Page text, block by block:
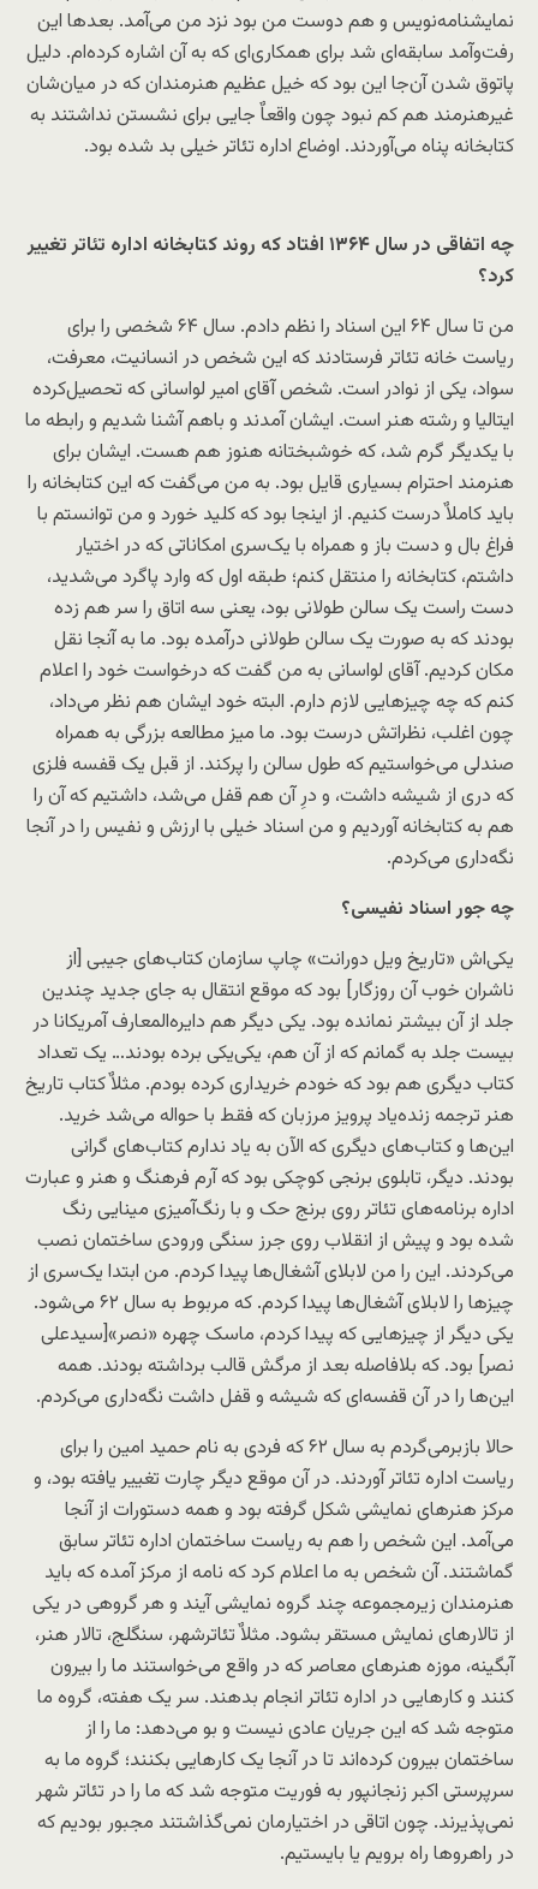
نمایشنامه‌نویس و هم دوست من بود نزد من می‌آمد. بعدها این
رفت‌وآمد سابقه‌ای شد برای همکاری‌ای که به آن اشاره کرده‌ام. دلیل
پاتوق شدن آن‌جا این بود که خیل عظیم هنرمندان که در میان‌شان
غیرهنرمند هم کم نبود چون واقعاٌ جایی برای نشستن نداشتند به
کتابخانه پناه می‌آوردند. اوضاع اداره تئاتر خیلی بد شده بود.
چه اتفاقی در سال ۱۳۶۴ افتاد که روند کتابخانه اداره تئاتر تغییر
کرد؟
من تا سال ۶۴ این اسناد را نظم دادم. سال ۶۴ شخصی را برای
ریاست خانه تئاتر فرستادند که این شخص در انسانیت، معرفت،
سواد، یکی از نوادر است. شخص آقای امیر لواسانی که تحصیل‌کرده
ایتالیا و رشته هنر است. ایشان آمدند و باهم آشنا شدیم و رابطه ما
با یکدیگر گرم شد، که خوشبختانه هنوز هم هست. ایشان برای
هنرمند احترام بسیاری قایل بود. به من می‌گفت که این کتابخانه را
باید کاملاٌ درست کنیم. از اینجا بود که کلید خورد و من توانستم با
فراغ بال و دست باز و همراه با یک‌سری امکاناتی که در اختیار
داشتم، کتابخانه را منتقل کنم؛ طبقه اول که وارد پاگرد می‌شدید،
دست راست یک سالن طولانی بود، یعنی سه اتاق را سر هم زده
بودند که به صورت یک سالن طولانی درآمده بود. ما به آنجا نقل
مکان کردیم. آقای لواسانی به من گفت که درخواست خود را اعلام
کنم که چه چیزهایی لازم دارم. البته خود ایشان هم نظر می‌داد،
چون اغلب، نظراتش درست بود. ما میز مطالعه بزرگی به همراه
صندلی می‌خواستیم که طول سالن را پرکند. از قبل یک قفسه فلزی
که دری از شیشه داشت، و درِ آن هم قفل می‌شد، داشتیم که آن را
هم به کتابخانه آوردیم و من اسناد خیلی با ارزش و نفیس را در آنجا
نگه‌داری می‌کردم.
چه جور اسناد نفیسی؟
یکی‌اش «تاریخ ویل دورانت» چاپ سازمان کتاب‌های جیبی [از
ناشران خوب آن روزگار] بود که موقع انتقال به جای جدید چندین
جلد از آن بیشتر نمانده بود. یکی دیگر هم دایره‌المعارف آمریکانا در
بیست جلد به گمانم که از آن هم، یکی‌یکی برده بودند… یک تعداد
کتاب دیگری هم بود که خودم خریداری کرده بودم. مثلاٌ کتاب تاریخ
هنر ترجمه زنده‌یاد پرویز مرزبان که فقط با حواله می‌شد خرید.
این‌ها و کتاب‌های دیگری که الآن به یاد ندارم کتاب‌های گرانی
بودند. دیگر، تابلوی برنجی کوچکی بود که آرم فرهنگ و هنر و عبارت
اداره برنامه‌های تئاتر روی برنج حک و با رنگ‌آمیزی مینایی رنگ
شده بود و پیش از انقلاب روی جرز سنگی ورودی ساختمان نصب
می‌کردند. این را من لابلای آشغال‌ها پیدا کردم. من ابتدا یک‌سری از
چیزها را لابلای آشغال‌ها پیدا کردم. که مربوط به سال ۶۲ می‌شود.
یکی دیگر از چیزهایی که پیدا کردم، ماسک چهره «نصر»[سیدعلی
نصر] بود. که بلافاصله بعد از مرگش قالب برداشته بودند. همه
این‌ها را در آن قفسه‌ای که شیشه و قفل داشت نگه‌داری می‌کردم.
حالا بازبرمی‌گردم به سال ۶۲ که فردی به نام حمید امین را برای
ریاست اداره تئاتر آوردند. در آن موقع دیگر چارت تغییر یافته بود، و
مرکز هنرهای نمایشی شکل گرفته بود و همه دستورات از آنجا
می‌آمد. این شخص را هم به ریاست ساختمان اداره تئاتر سابق
گماشتند. آن شخص به ما اعلام کرد که نامه از مرکز آمده که باید
هنرمندان زیرمجموعه چند گروه نمایشی آیند و هر گروهی در یکی
از تالارهای نمایش مستقر بشود. مثلاٌ تئاترشهر، سنگلج، تالار هنر،
آبگینه، موزه هنرهای معاصر که در واقع می‌خواستند ما را بیرون
کنند و کارهایی در اداره تئاتر انجام بدهند. سر یک هفته، گروه ما
متوجه شد که این جریان عادی نیست و بو می‌دهد: ما را از
ساختمان بیرون کرده‌اند تا در آنجا یک کارهایی بکنند؛ گروه ما به
سرپرستی اکبر زنجانپور به فوریت متوجه شد که ما را در تئاتر شهر
نمی‌پذیرند. چون اتاقی در اختیارمان نمی‌گذاشتند مجبور بودیم که
در راهروها راه برویم یا بایستیم.